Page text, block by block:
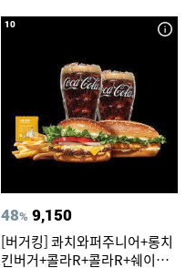
10
48% 9,150
[버거킹] 콰치와퍼주니어+롱치
킨버거+콜라R+콜라R+쉐이킹